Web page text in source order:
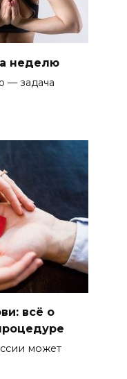
неделю
— задача
всё о
может